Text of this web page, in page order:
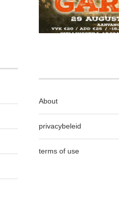
About
privacybeleid
terms of use